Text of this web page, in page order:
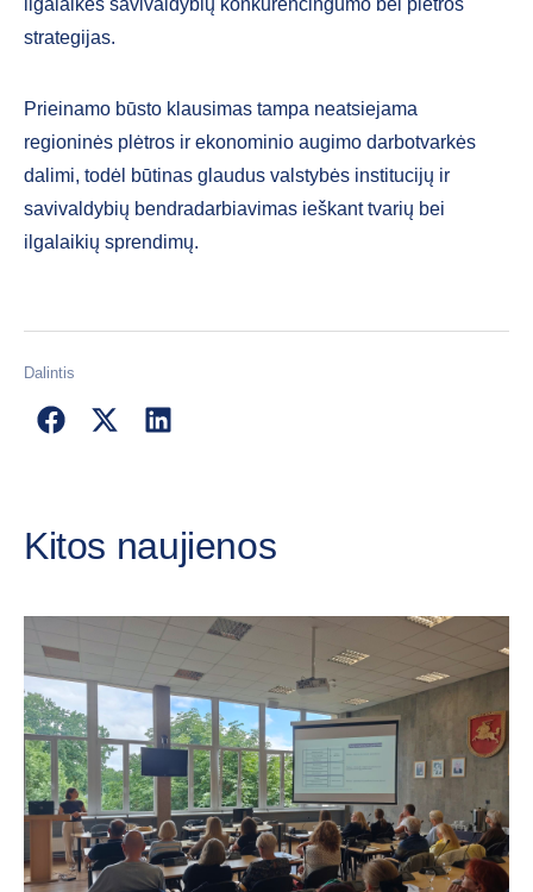
strategijas.
Prieinamo būsto klausimas tampa neatsiejama
regioninės plėtros ir ekonominio augimo darbotvarkės
dalimi, todėl būtinas glaudus valstybės institucijų ir
savivaldybių bendradarbiavimas ieškant tvarių bei
ilgalaikių sprendimų.
Dalintis
Kitos naujienos